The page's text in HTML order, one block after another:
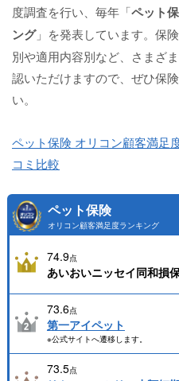
度調査を行い、毎年「ペット
ング」を発表しています。保
別や適用内容別など、さまざ
認いただけますので、ぜひ保
い。
ペット保険 オリコン顧客満足
コミ比較
ペット保険
オリコン顧客満足度ランキング
74.9点
あいおいニッセイ同和損
73.6点
第一アイペット
※公式サイトへ遷移します。
73.5点